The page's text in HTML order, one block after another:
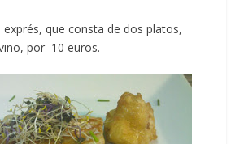
exprés, que consta de dos platos,
por 10 euros.